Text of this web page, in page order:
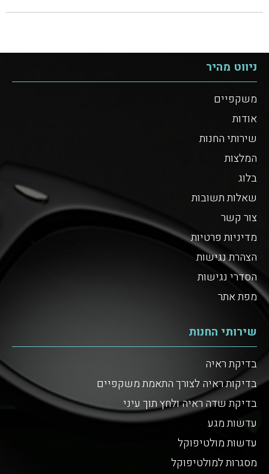
ניווט מהיר
משקפיים
אודות
שירותי החנות
המלצות
בלוג
שאלות תשובות
צור קשר
מדיניות פרטיות
הצהרת נגישות
הסדרי נגישות
מפת אתר
שירותי החנות
בדיקת ראיה
בדיקות ראיה לצורך התאמת משקפיים
בדיקת שדה ראיה ולחץ תוך עיני
עדשות מגע
עדשות מולטיפוקל
מסגרות למולטיפוקל